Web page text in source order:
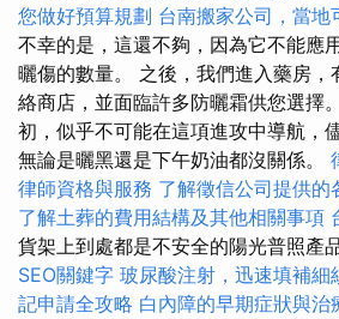
您做好預算規劃 台南搬家公司，當
不幸的是，這還不夠，因為它不能應
曬傷的數量。 之後，我們進入藥房，
絡商店，並面臨許多防曬霜供您選擇。
初，似乎不可能在這項進攻中導航，
無論是曬黑還是下午奶油都沒關係。
律師資格與服務 了解徵信公司提供的
了解土葬的費用結構及其他相關事項
貨架上到處都是不安全的陽光普照產
SEO關鍵字 玻尿酸注射，迅速填補細
記申請全攻略 白內障的早期症狀與治